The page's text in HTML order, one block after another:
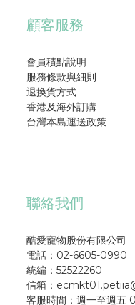
顧客服務
會員積點說明
服務條款與細則
退換貨方式
香港及海外訂購
台灣本島運送政策
聯絡我們
酷愛寵物股份有限公司
電話：02-6605-0990
統編：52522260
信箱：
客服時間：週一至週五